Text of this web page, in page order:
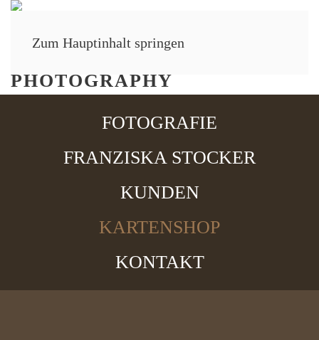
Zum Hauptinhalt springen
FOTOGRAFIE
FRANZISKA STOCKER
KUNDEN
KARTENSHOP
KONTAKT